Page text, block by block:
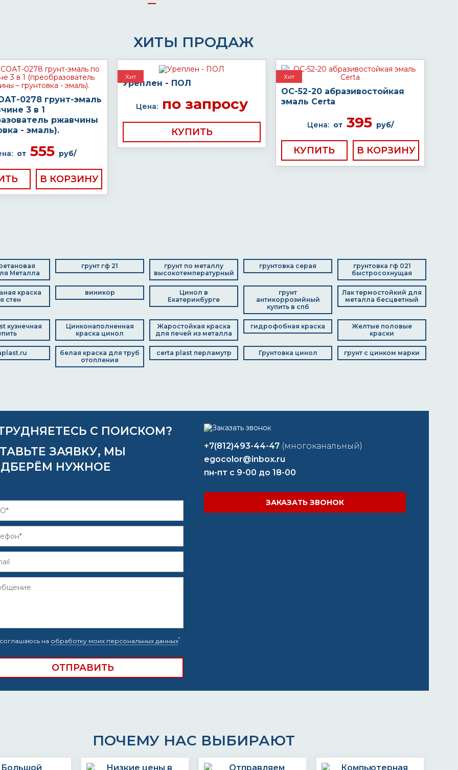
ХИТЫ ПРОДАЖ
0278 грунт-эмаль
3 в 1
ржавчины
- эмаль).
от555 руб/
Хит
Уреплен - ПОЛ
Цена:по запросу
КУПИТЬ
Хит
ОС-52-20 абразивостойкая
эмаль Certa
Цена: от395 руб/
КУПИТЬ
Металла
грунт гф 21
грунт по металлу
высокотемпературный
грунтовка серая
грунтовка гф 021
быстросохнущая
краска
стен
виникор
Цинол в
Екатеринбурге
грунт
антикоррозийный
купить в спб
Лак термостойкий для
металла бесцветный
кузнечная
Цинконаполненная
краска цинол
Жаростойкая краска
для печей из металла
гидрофобная краска
Желтые половые
краски
белая краска для труб
отопления
certa plast перламутр Грунтовка цинол грунт с цинком марки
С ПОИСКОМ?
ЗАЯВКУ, МЫ
НУЖНОЕ
на обработку моих персональных данных*
+7(812)493-44-47 (многоканальный)
egocolor@inbox.ru
пн-пт с 9-00 до 18-00
ЗАКАЗАТЬ ЗВОНОК
ПОЧЕМУ НАС ВЫБИРАЮТ